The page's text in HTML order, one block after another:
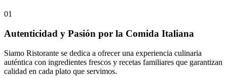
01
Autenticidad y Pasión por la Comida Italiana
Siamo Ristorante se dedica a ofrecer una experiencia culinaria
auténtica con ingredientes frescos y recetas familiares que garantizan
calidad en cada plato que servimos.